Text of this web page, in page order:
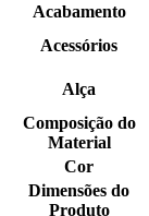
Acabamento
Acessórios
Alça
Composição do
Material
Cor
Dimensões do
Produto